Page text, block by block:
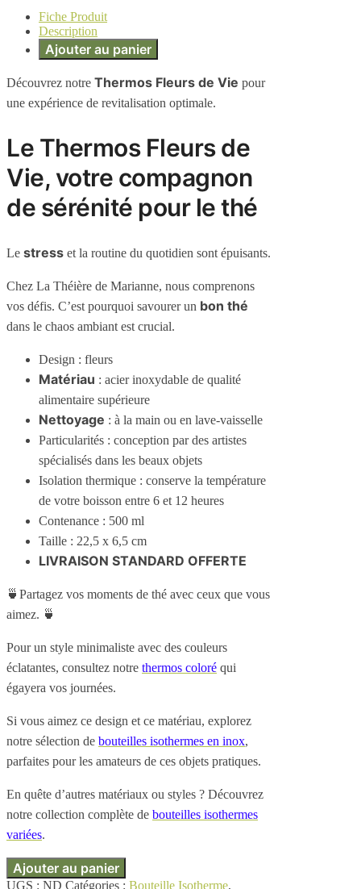
Fiche Produit
Description
Ajouter au panier
Découvrez notre Thermos Fleurs de Vie pour
une expérience de revitalisation optimale.
Le Thermos Fleurs de
Vie, votre compagnon
de sérénité pour le thé
Le stress et la routine du quotidien sont épuisants.
Chez La Théière de Marianne, nous comprenons
vos défis. C’est pourquoi savourer un bon thé
dans le chaos ambiant est crucial.
Design : fleurs
Matériau : acier inoxydable de qualité
alimentaire supérieure
Nettoyage : à la main ou en lave-vaisselle
Particularités : conception par des artistes
spécialisés dans les beaux objets
Isolation thermique : conserve la température
de votre boisson entre 6 et 12 heures
Contenance : 500 ml
Taille : 22,5 x 6,5 cm
LIVRAISON STANDARD OFFERTE
🍵Partagez vos moments de thé avec ceux que vous
aimez. 🍵
Pour un style minimaliste avec des couleurs
éclatantes, consultez notre thermos coloré qui
égayera vos journées.
Si vous aimez ce design et ce matériau, explorez
notre sélection de bouteilles isothermes en inox,
parfaites pour les amateurs de ces objets pratiques.
En quête d’autres matériaux ou styles ? Découvrez
notre collection complète de bouteilles isothermes
variées.
Ajouter au panier
UGS : ND Catégories : Bouteille Isotherme,